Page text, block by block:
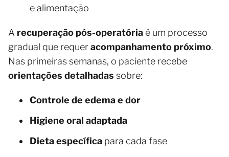
e alimentação
A recuperação pós-operatória é um processo
gradual que requeracompanhamento próximo.
Nas primeiras semanas, o paciente recebe
orientações detalhadas sobre:
Controle de edema e dor
Higiene oral adaptada
Dieta específica para cada fase